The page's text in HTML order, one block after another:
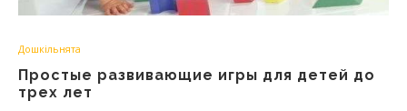
Дошкільнята
Простые развивающие игры для детей до
трех лет